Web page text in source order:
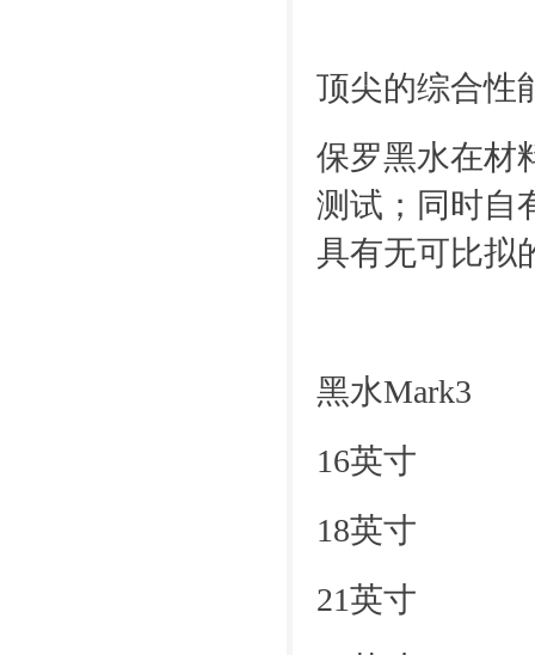
顶尖的综合性
保罗黑水在材
测试；同时自
具有无可比拟
黑水
16英寸 收
18英寸 收
21英寸 收